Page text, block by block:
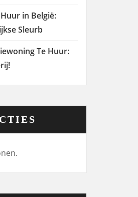
in België:
Sleurb
Te Huur: